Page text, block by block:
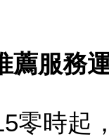
薦服務
零時起